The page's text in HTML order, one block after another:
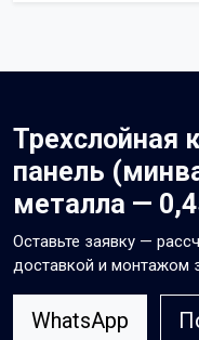
Трехслойная
панель
металла —
Оставьте заявку —
доставкой и монтажом
WhatsApp